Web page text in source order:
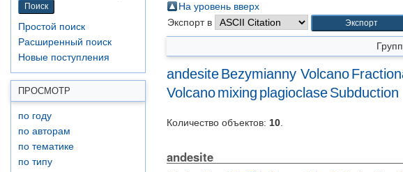
Простой поиск
Расширенный поиск
Новые поступления
ПРОСМОТР
по году
по авторам
по тематике
по типу
На уровень вверх
Экспорт в
andesiteBezymianny Volcano
Volcanomixing plagioclaseSubduction
Количество объектов: 10
andesite